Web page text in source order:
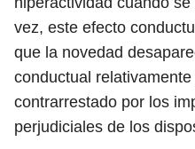
vez, este efecto
que la novedad
conductual
contrarrestado por los
perjudiciales de los